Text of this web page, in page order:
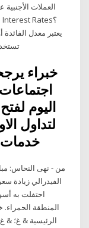
يعتبر معدل
خبراء
اليوم
لتداول
خدمات
من - نهى النحاس:
الفيدرالي زيادة
احتفلت به
المنطقة
الرئيسية & غ؛ &